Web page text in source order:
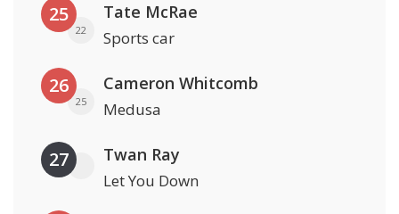
25
22
Tate McRae
Sports car
26
25
Cameron Whitcomb
Medusa
27 Twan Ray
Let You Down